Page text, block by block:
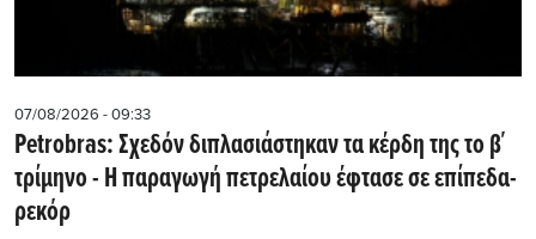
07/08/2026 - 09:33
Petrobras: Σχεδόν διπλασιάστηκαν τα κέρδη της το β΄
τρίμηνο - Η παραγωγή πετρελαίου έφτασε σε επίπεδα-
ρεκόρ